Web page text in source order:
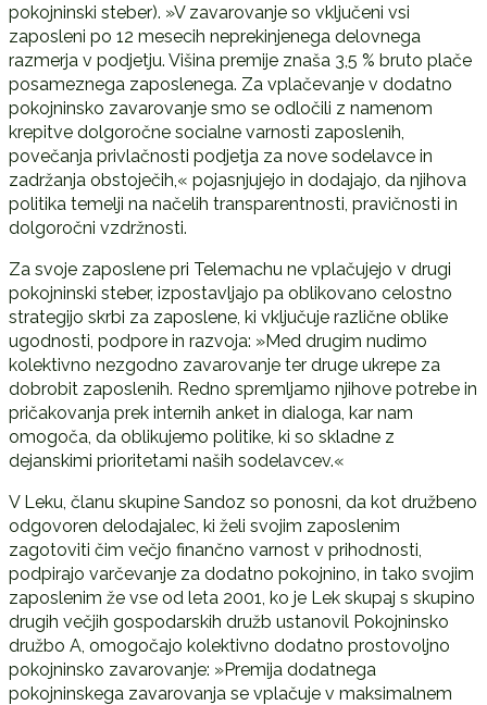
pokojninski steber). »V zavarovanje so vključeni vsi
zaposleni po 12 mesecih neprekinjenega delovnega
razmerja v podjetju. Višina premije znaša 3,5 % bruto plače
posameznega zaposlenega. Za vplačevanje v dodatno
pokojninsko zavarovanje smo se odločili z namenom
krepitve dolgoročne socialne varnosti zaposlenih,
povečanja privlačnosti podjetja za nove sodelavce in
zadržanja obstoječih,« pojasnjujejo in dodajajo, da njihova
politika temelji na načelih transparentnosti, pravičnosti in
dolgoročni vzdržnosti.
Za svoje zaposlene pri Telemachu ne vplačujejo v drugi
pokojninski steber, izpostavljajo pa oblikovano celostno
strategijo skrbi za zaposlene, ki vključuje različne oblike
ugodnosti, podpore in razvoja: »Med drugim nudimo
kolektivno nezgodno zavarovanje ter druge ukrepe za
dobrobit zaposlenih. Redno spremljamo njihove potrebe in
pričakovanja prek internih anket in dialoga, kar nam
omogoča, da oblikujemo politike, ki so skladne z
dejanskimi prioritetami naših sodelavcev.«
V Leku, članu skupine Sandoz so ponosni, da kot družbeno
odgovoren delodajalec, ki želi svojim zaposlenim
zagotoviti čim večjo finančno varnost v prihodnosti,
podpirajo varčevanje za dodatno pokojnino, in tako svojim
zaposlenim že vse od leta 2001, ko je Lek skupaj s skupino
drugih večjih gospodarskih družb ustanovil Pokojninsko
družbo A, omogočajo kolektivno dodatno prostovoljno
pokojninsko zavarovanje: »Premija dodatnega
pokojninskega zavarovanja se vplačuje v maksimalnem